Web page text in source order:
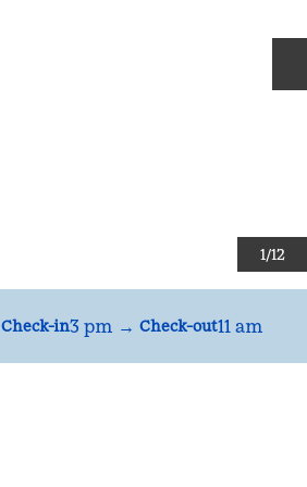
1/12
Check-in3 pm → Check-out11 am